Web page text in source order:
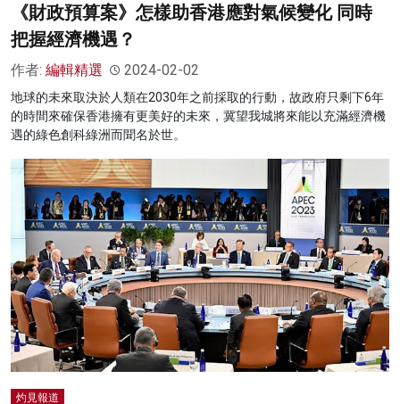
《財政預算案》怎樣助香港應對氣候變化 同時
把握經濟機遇？
作者: 編輯精選 2024-02-02
地球的未來取決於人類在2030年之前採取的行動，故政府只剩下6年
的時間來確保香港擁有更美好的未來，冀望我城將來能以充滿經濟機
遇的綠色創科綠洲而聞名於世。
灼見報道